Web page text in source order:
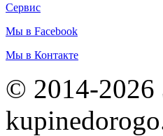
Сервис
Мы в Facebook
Мы в Контакте
© 2014-2026